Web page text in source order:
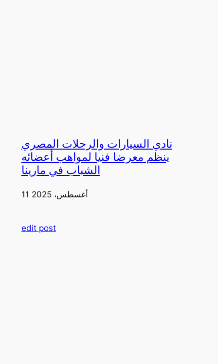
نادي السيارات والرحلات المصري
ينظم معرضا فنيا لمواهب أعضائه
الشباب في مارينا
11 أغسطس، 2025
edit post